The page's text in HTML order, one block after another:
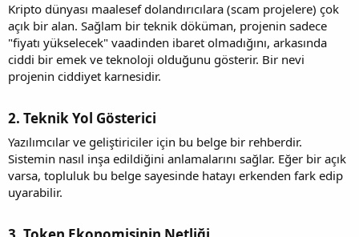
Kripto dünyası maalesef dolandırıcılara (scam projelere) çok
açık bir alan. Sağlam bir teknik döküman, projenin sadece
"fiyatı yükselecek" vaadinden ibaret olmadığını, arkasında
ciddi bir emek ve teknoloji olduğunu gösterir. Bir nevi
projenin ciddiyet karnesidir.
2. Teknik Yol Gösterici​
Yazılımcılar ve geliştiriciler için bu belge bir rehberdir.
Sistemin nasıl inşa edildiğini anlamalarını sağlar. Eğer bir açık
varsa, topluluk bu belge sayesinde hatayı erkenden fark edip
uyarabilir.